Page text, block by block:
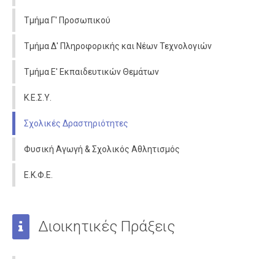
Τμήμα Γ' Προσωπικού
Τμήμα Δ' Πληροφορικής και Νέων Τεχνολογιών
Τμήμα Ε' Εκπαιδευτικών Θεμάτων
Κ.Ε.Σ.Υ.
Σχολικές Δραστηριότητες
Φυσική Αγωγή & Σχολικός Αθλητισμός
Ε.Κ.Φ.Ε.
Διοικητικές Πράξεις